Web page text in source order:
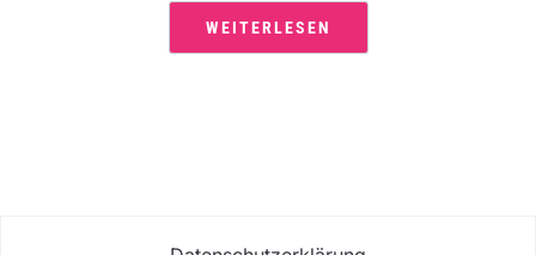
WEITERLESEN